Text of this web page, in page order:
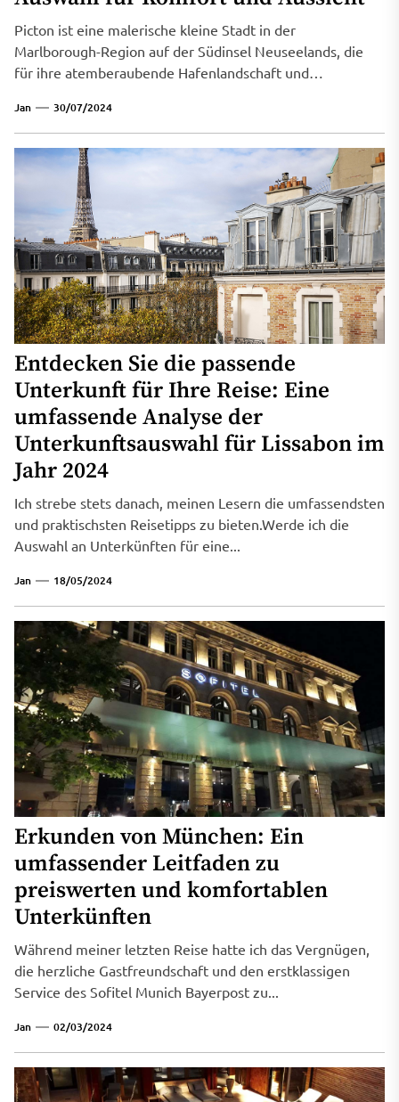
Picton ist eine malerische kleine Stadt in der
Marlborough-Region auf der Südinsel Neuseelands, die
für ihre atemberaubende Hafenlandschaft und
Jan 30/07/2024
Entdecken Sie die passende
Unterkunft für Ihre Reise: Eine
umfassende Analyse der
Unterkunftsauswahl für Lissabon im
Jahr 2024
Ich strebe stets danach, meinen Lesern die umfassendsten
und praktischsten Reisetipps zu bieten.Werde ich die
Auswahl an Unterkünften für eine...
Jan 18/05/2024
Erkunden von München: Ein
umfassender Leitfaden zu
preiswerten und komfortablen
Unterkünften
Während meiner letzten Reise hatte ich das Vergnügen,
die herzliche Gastfreundschaft und den erstklassigen
Service des Sofitel Munich Bayerpost zu...
Jan 02/03/2024